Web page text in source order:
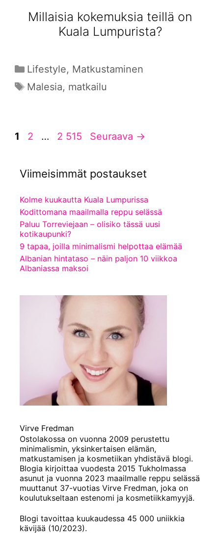
Millaisia kokemuksia teillä on
Kuala Lumpurista?
Kategoriat
Lifestyle, Matkustaminen
Avainsanat
Malesia, matkailu
Sivu
1 Sivu
2 … Sivu
2 515 Seuraava →
Viimeisimmät postaukset
Kolme kuukautta Kuala Lumpurissa
Kodittomana maailmalla reppu selässä
Paluu Torreviejaan – olisiko tässä uusi
kotikaupunki?
9 tapaa, joilla minimalismi helpottaa elämää
Albanian hintataso – näin paljon 10 viikkoa
Albaniassa maksoi
Virve Fredman
Ostolakossa on vuonna 2009 perustettu
minimalismin, yksinkertaisen elämän,
matkustamisen ja kosmetiikan yhdistävä blogi.
Blogia kirjoittaa vuodesta 2015 Tukholmassa
asunut ja vuonna 2023 maailmalle reppu selässä
muuttanut 37-vuotias Virve Fredman, joka on
koulutukseltaan estenomi ja kosmetiikkamyyjä.
Blogi tavoittaa kuukaudessa 45 000 uniikkia
kävijää (10/2023).